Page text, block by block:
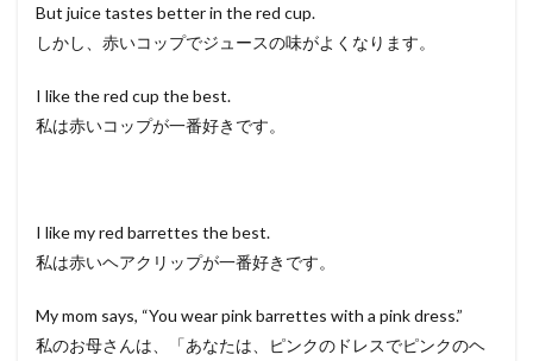
But juice tastes better in the red cup.
しかし、赤いコップでジュースの味がよくなります。
I like the red cup the best.
私は赤いコップが一番好きです。
I like my red barrettes the best.
私は赤いヘアクリップが一番好きです。
My mom says, “You wear pink barrettes with a pink dress.”
私のお母さんは、「あなたは、ピンクのドレスでピンクのヘ